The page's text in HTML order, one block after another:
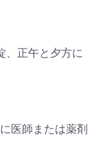
正午と夕方に
医師または薬剤